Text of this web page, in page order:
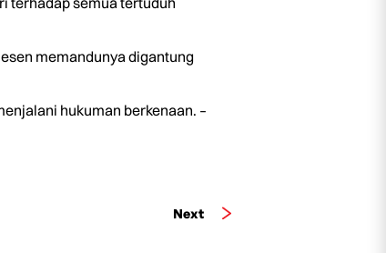
memandunya digantung
hukuman berkenaan. –
Next